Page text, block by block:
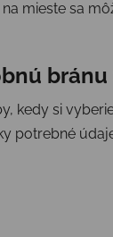
mieste sa
kedy si
potrebné